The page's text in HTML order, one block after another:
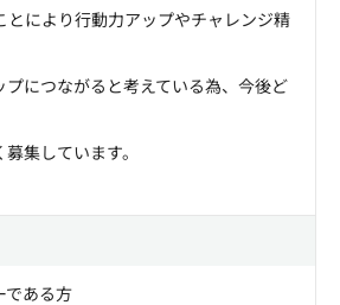
により行動力アップやチャレンジ精
プにつながると考えている為、今後ど
集しています。
である方